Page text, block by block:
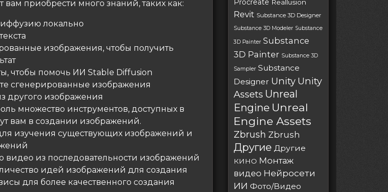
вам приобрести много знаний, таких как:
локально
изображения, чтобы получить
чтобы помочь ИИ Stable Diffusion
сгенерированные изображения
другого изображения
множество инструментов, доступных в
вам в создании изображений.
изучения существующих изображений и
видео из последовательности изображений
идей изображений для создания
для более качественного создания
Procreate Reallusion
Revit Substance 3D Designer
Substance 3D Modeler Substance
3D Painter Substance
3D Painter Substance 3D
Sampler Substance
Designer Unity Unity
Assets Unreal
Engine Unreal
Engine Assets
Zbrush Zbrush
Другие Другие
КИНО Монтаж
видео Нейросети
ИИ Фото/Видео